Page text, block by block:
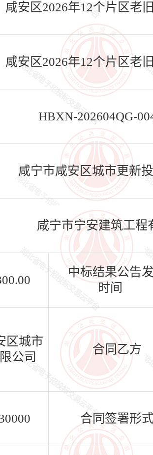
咸安区2026年12个片区老
咸安区2026年12个片区老
HBXN-202604QG-
咸宁市咸安区城市更新
咸宁市宁安建筑工程
中标结果公告
时间
区城市
公司
合同乙方
合同签署形式